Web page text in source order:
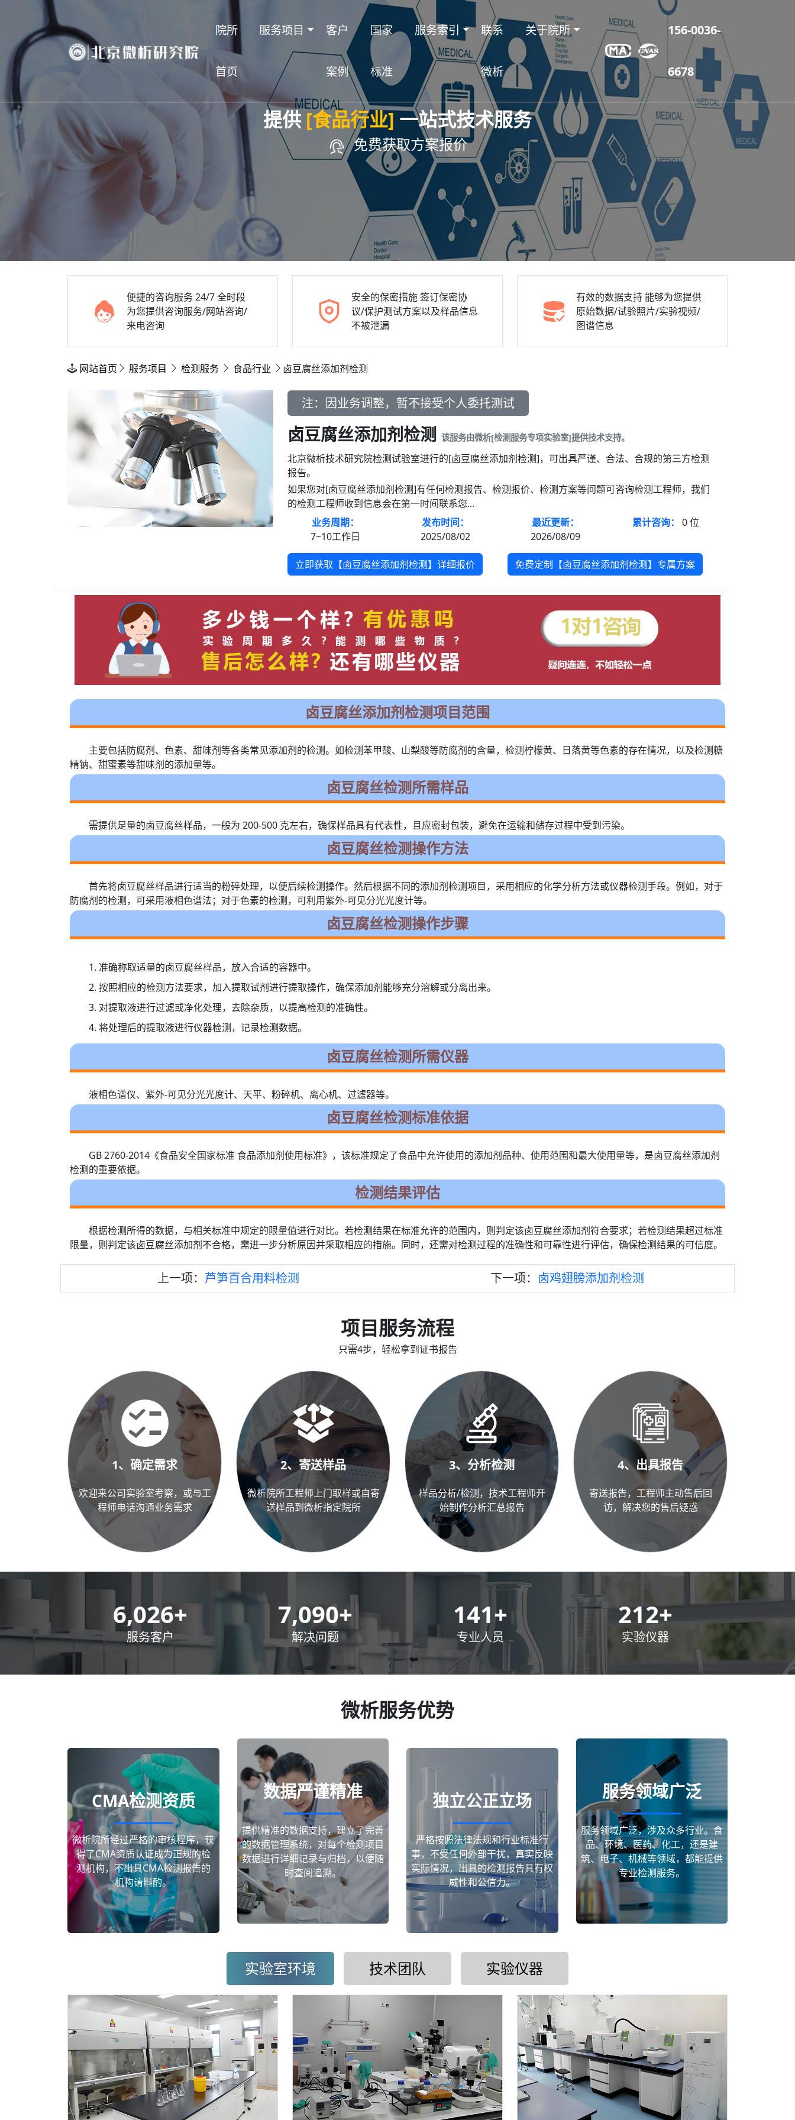
院所
首页
服务项目 客户
案例
国家
标准
服务索引 联系
微析
关于院所 156-0036-
6678
提供 [食品行业]一站式技术服务
免费获取方案报价
便捷的咨询服务24/7 全时段
为您提供咨询服务/网站咨询/
来电咨询
安全的保密措施签订保密协
议/保护测试方案以及样品信息
不被泄漏
有效的数据支持 能够为您提供
原始数据/试验照片/实验视频/
图谱信息
网站首页 服务项目 检测服务 食品行业 卤豆腐丝添加剂检测
注：因业务调整，暂不接受个人委托测试
卤豆腐丝添加剂检测 该服务由微析[检测服务专项实验室]提供技术支持。
北京微析技术研究院检测试验室进行的[卤豆腐丝添加剂检测]，可出具严谨、合法、合规的第三方检测
报告。
如果您对[卤豆腐丝添加剂检测]有任何检测报告、检测报价、检测方案等问题可咨询检测工程师，我们
的检测工程师收到信息会在第一时间联系您...
业务周期：
7~10工作日
发布时间：
2025/08/02
最近更新：
2026/08/09
累计咨询： 0位
立即获取【卤豆腐丝添加剂检测】详细报价 免费定制【卤豆腐丝添加剂检测】专属方案
卤豆腐丝添加剂检测项目范围
主要包括防腐剂、色素、甜味剂等各类常见添加剂的检测。如检测苯甲酸、山梨酸等防腐剂的含量，检测柠檬黄、日落黄等色素的存在情况，以及检测糖
精钠、甜蜜素等甜味剂的添加量等。
卤豆腐丝检测所需样品
需提供足量的卤豆腐丝样品，一般为 200-500 克左右，确保样品具有代表性，且应密封包装，避免在运输和储存过程中受到污染。
卤豆腐丝检测操作方法
首先将卤豆腐丝样品进行适当的粉碎处理，以便后续检测操作。然后根据不同的添加剂检测项目，采用相应的化学分析方法或仪器检测手段。例如，对于
防腐剂的检测，可采用液相色谱法；对于色素的检测，可利用紫外-可见分光光度计等。
卤豆腐丝检测操作步骤
1. 准确称取适量的卤豆腐丝样品，放入合适的容器中。
2. 按照相应的检测方法要求，加入提取试剂进行提取操作，确保添加剂能够充分溶解或分离出来。
3. 对提取液进行过滤或净化处理，去除杂质，以提高检测的准确性。
4. 将处理后的提取液进行仪器检测，记录检测数据。
卤豆腐丝检测所需仪器
液相色谱仪、紫外-可见分光光度计、天平、粉碎机、离心机、过滤器等。
卤豆腐丝检测标准依据
GB 2760-2014《食品安全国家标准 食品添加剂使用标准》，该标准规定了食品中允许使用的添加剂品种、使用范围和最大使用量等，是卤豆腐丝添加剂
检测的重要依据。
检测结果评估
根据检测所得的数据，与相关标准中规定的限量值进行对比。若检测结果在标准允许的范围内，则判定该卤豆腐丝添加剂符合要求；若检测结果超过标准
限量，则判定该卤豆腐丝添加剂不合格，需进一步分析原因并采取相应的措施。同时，还需对检测过程的准确性和可靠性进行评估，确保检测结果的可信度。
上一项： 芦笋百合用料检测 下一项： 卤鸡翅膀添加剂检测
项目服务流程
只需4步，轻松拿到证书报告
1、确定需求
欢迎来公司实验室考察，或与工
程师电话沟通业务需求
2、寄送样品
微析院所工程师上门取样或自寄
送样品到微析指定院所
3、分析检测
样品分析/检测，技术工程师开
始制作分析汇总报告
4、出具报告
寄送报告，工程师主动售后回
访，解决您的售后疑惑
8,500+
服务客户
10,000+
解决问题
200+
专业人员
300+
实验仪器
微析服务优势
CMA检测资质
微析院所经过严格的审核程序，获
得了CMA资质认证成为正规的检
测机构，不出具CMA检测报告的
机构请斟酌。
数据严谨精准
提供精准的数据支持，建立了完善
的数据管理系统，对每个检测项目
数据进行详细记录与归档，以便随
时查阅追溯。
独立公正立场
严格按照法律法规和行业标准行
事，不受任何外部干扰，真实反映
实际情况，出具的检测报告具有权
威性和公信力。
服务领域广泛
服务领域广泛，涉及众多行业。食
品、环境、医药、化工，还是建
筑、电子、机械等领域，都能提供
专业检测服务。
实验室环境 技术团队 实验仪器